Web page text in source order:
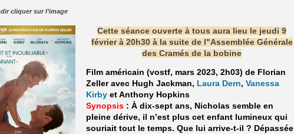
cliquer sur l’image
Cette séance ouverte à tous aura lieu le jeudi 9
février à 20h30 à la suite de l"Assemblée Générale
des Cramés de la bobine
Film américain (vostf, mars 2023, 2h03) de Florian
Zeller avec Hugh Jackman, Laura Dern, Vanessa
Kirbyet Anthony Hopkins
Synopsis: À dix-sept ans, Nicholas semble en
pleine dérive, il n’est plus cet enfant lumineux qui
souriait tout le temps. Que lui arrive-t-il ? Dépassée